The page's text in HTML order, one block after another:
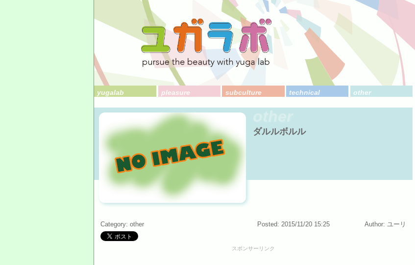
yugalab pleasure subculture technical other
ダルルボルル
Category: other Posted: 2015/11/20 15:25 Author: ユーリ
スポンサーリンク